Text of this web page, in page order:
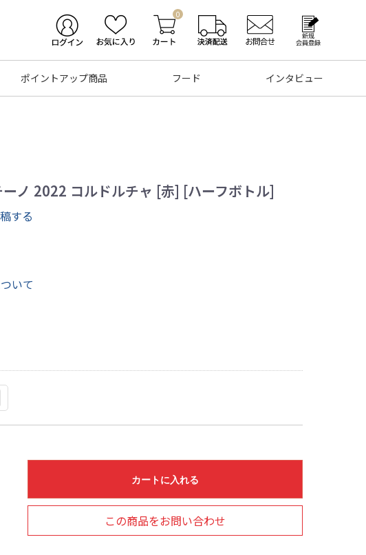
0
ポイントアップ商品 フード インタビュー
ノ 2022 コルドルチャ [赤] [ハーフボトル]
する
いて
カートに入れる
この商品をお問い合わせ